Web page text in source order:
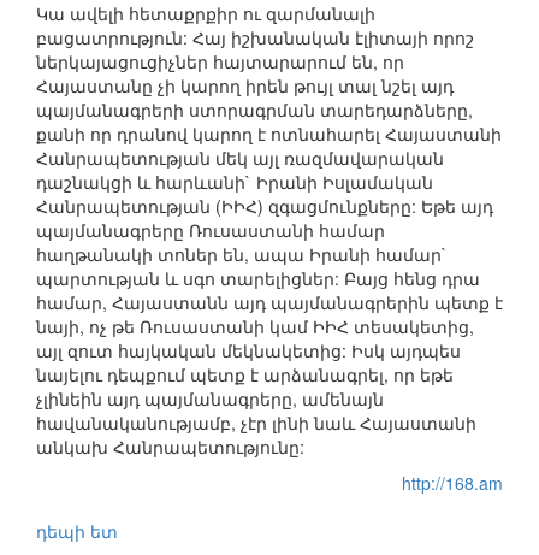
Կա ավելի հետաքրքիր ու զարմանալի
բացատրություն: Հայ իշխանական էլիտայի որոշ
ներկայացուցիչներ հայտարարում են, որ
Հայաստանը չի կարող իրեն թույլ տալ նշել այդ
պայմանագրերի ստորագրման տարեդարձները,
քանի որ դրանով կարող է ոտնահարել Հայաստանի
Հանրապետության մեկ այլ ռազմավարական
դաշնակցի և հարևանի` Իրանի Իսլամական
Հանրապետության (ԻԻՀ) զգացմունքները: Եթե այդ
պայմանագրերը Ռուսաստանի համար
հաղթանակի տոներ են, ապա Իրանի համար`
պարտության և սգո տարելիցներ: Բայց հենց դրա
համար, Հայաստանն այդ պայմանագրերին պետք է
նայի, ոչ թե Ռուսաստանի կամ ԻԻՀ տեսակետից,
այլ զուտ հայկական մեկնակետից: Իսկ այդպես
նայելու դեպքում պետք է արձանագրել, որ եթե
չլինեին այդ պայմանագրերը, ամենայն
հավանականությամբ, չէր լինի նաև Հայաստանի
անկախ Հանրապետությունը:
http://168.am
դեպի ետ